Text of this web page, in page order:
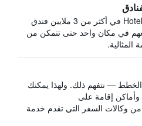
يبحث HotelsCombined في أكثر من 3 ملايين فندق
في مكان واحد حتى تتمكن من
المثالية.
الخطط — نتفهم ذلك. ولهذا يمكنك
إقامة على
HotelsCombined من وكالات السفر التي تقدم خدمة